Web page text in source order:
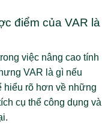
điểm của VAR là
việc nâng cao tính
VAR là gì nếu
hiểu rõ hơn về những
cụ thể công dụng và